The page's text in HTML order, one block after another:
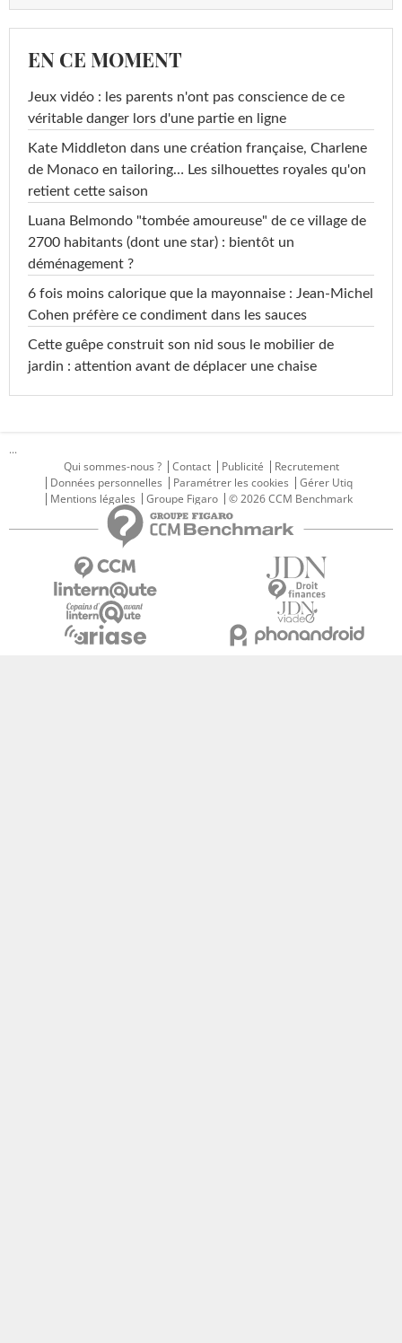
EN CE MOMENT
Jeux vidéo : les parents n'ont pas conscience de ce
véritable danger lors d'une partie en ligne
Kate Middleton dans une création française, Charlene
de Monaco en tailoring… Les silhouettes royales qu'on
retient cette saison
Luana Belmondo "tombée amoureuse" de ce village de
2700 habitants (dont une star) : bientôt un
déménagement ?
6 fois moins calorique que la mayonnaise : Jean-Michel
Cohen préfère ce condiment dans les sauces
Cette guêpe construit son nid sous le mobilier de
jardin : attention avant de déplacer une chaise
...
Qui sommes-nous ?
Contact Publicité
Recrutement
Données personnelles
Paramétrer les cookies
Gérer Utiq
Mentions légales
Groupe Figaro © 2026 CCM Benchmark